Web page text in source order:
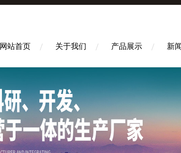
网站首页 关于我们 产品展示 新